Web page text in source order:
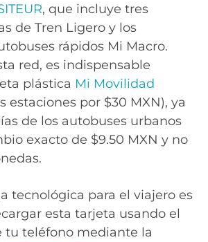
, que incluye tres
de Tren Ligero y los
rápidos Mi Macro.
red, es indispensable
plástica Mi Movilidad
estaciones por $30 MXN), ya
de los autobuses urbanos
exacto de $9.50 MXN y no
tecnológica para el viajero es
esta tarjeta usando el
tu teléfono mediante la